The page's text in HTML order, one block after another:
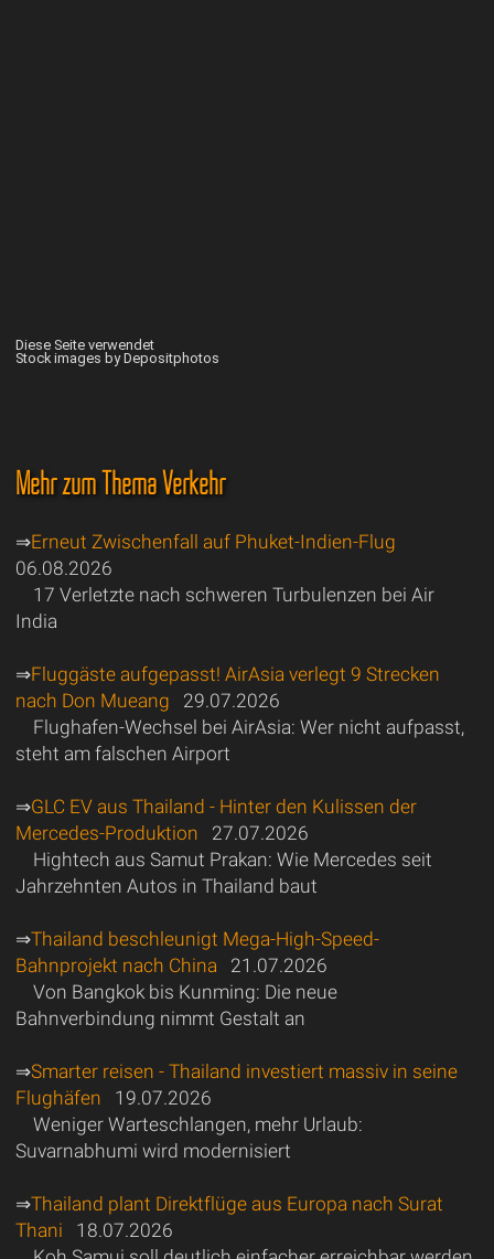
Diese Seite verwendet
Stock images by Depositphotos
Mehr zum Thema Verkehr
⇒Erneut Zwischenfall auf Phuket-Indien-Flug
06.08.2026
17 Verletzte nach schweren Turbulenzen bei Air
India
⇒Fluggäste aufgepasst! AirAsia verlegt 9 Strecken
nach Don Mueang 29.07.2026
Flughafen-Wechsel bei AirAsia: Wer nicht aufpasst,
steht am falschen Airport
⇒GLC EV aus Thailand - Hinter den Kulissen der
Mercedes-Produktion 27.07.2026
Hightech aus Samut Prakan: Wie Mercedes seit
Jahrzehnten Autos in Thailand baut
⇒Thailand beschleunigt Mega-High-Speed-
Bahnprojekt nach China 21.07.2026
Von Bangkok bis Kunming: Die neue
Bahnverbindung nimmt Gestalt an
⇒Smarter reisen - Thailand investiert massiv in seine
Flughäfen 19.07.2026
Weniger Warteschlangen, mehr Urlaub:
Suvarnabhumi wird modernisiert
⇒Thailand plant Direktflüge aus Europa nach Surat
Thani 18.07.2026